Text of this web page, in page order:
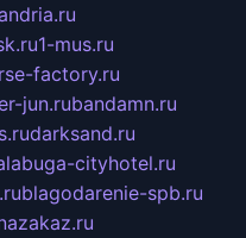
1-mus.ru
factory.ru
jun.rubandamn.ru
darksand.ru
cityhotel.ru
blagodarenie-spb.ru